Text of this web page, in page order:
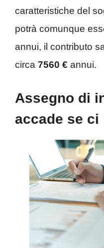
caratteristiche del
potrà comunque
annui, il contributo
circa 7560 € annui.
Assegno di
accade se ci